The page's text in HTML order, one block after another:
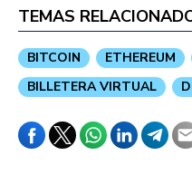
TEMAS
BITCOIN ETHEREUM
BILLETERA VIRTUAL